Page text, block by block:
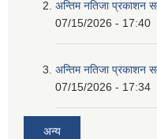
अन्तिम नतिजा प्रकाशन
07/15/2026 - 17:40
अन्तिम नतिजा प्रकाशन
07/15/2026 - 17:34
अन्य